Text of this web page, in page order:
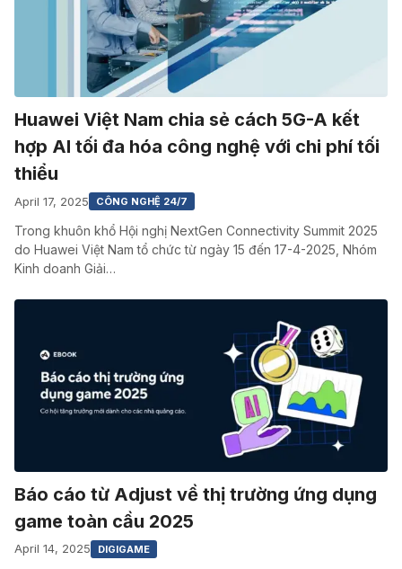
Huawei Việt Nam chia sẻ cách 5G-A kết
hợp AI tối đa hóa công nghệ với chi phí tối
thiểu
April 17, 2025 CÔNG NGHỆ 24/7
Trong khuôn khổ Hội nghị NextGen Connectivity Summit 2025
do Huawei Việt Nam tổ chức từ ngày 15 đến 17-4-2025, Nhóm
Kinh doanh Giải…
Báo cáo từ Adjust về thị trường ứng dụng
game toàn cầu 2025
April 14, 2025 DIGIGAME